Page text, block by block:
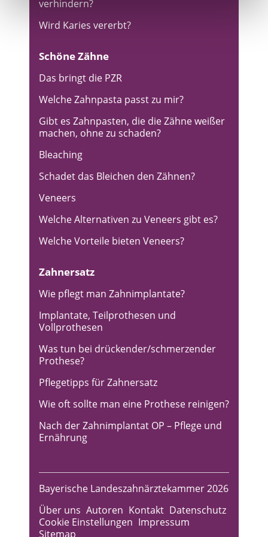
verhindern?
Wird Karies vererbt?
Schöne Zähne
Das bringt die PZR
Welche Zahnpasta passt zu mir?
Gibt es Zahnpasten, die die Zähne weißer
machen, ohne zu schaden?
Bleaching
Schadet das Bleichen den Zähnen?
Veneers
Welche Alternativen zu Veneers gibt es?
Welche Vorteile bieten Veneers?
Zahnersatz
Wie pflegt man Zahnimplantate?
Implantate, Teilprothesen und
Vollprothesen
Was tun bei drückender/schmerzender
Prothese?
Pflegetipps für Zahnersatz
Wie oft sollte man eine Prothese reinigen?
Nach der Zahnimplantat OP – Pflege und
Ernährung
Bayerische Landeszahnärztekammer 2026
Über uns Autoren Kontakt Datenschutz
Cookie Einstellungen Impressum
Sitemap